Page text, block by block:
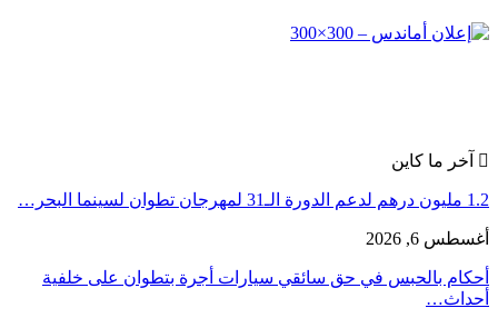
آخر ما كاين
1.2 مليون درهم لدعم الدورة الـ31 لمهرجان تطوان لسينما البحر…
أغسطس 6, 2026
أحكام بالحبس في حق سائقي سيارات أجرة بتطوان على خلفية
أحداث…